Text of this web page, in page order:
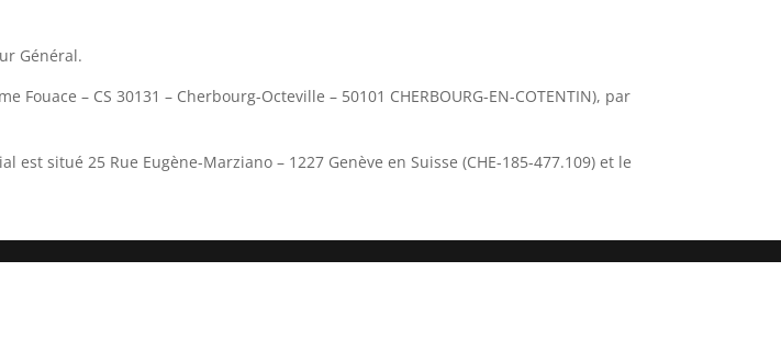
Général.
– CS 30131 – Cherbourg-Octeville – 50101 CHERBOURG-EN-COTENTIN), par
situé 25 Rue Eugène-Marziano – 1227 Genève en Suisse (CHE-185-477.109) et le